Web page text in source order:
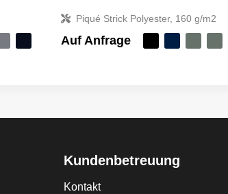
Piqué Strick Polyester, 160 g/m2
Auf Anfrage
Kundenbetreuung
Kontakt